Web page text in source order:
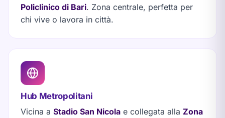
Policlinico di Bari. Zona centrale, perfetta per
chi vive o lavora in città.
Hub Metropolitani
Vicina a Stadio San Nicola e collegata alla Zona